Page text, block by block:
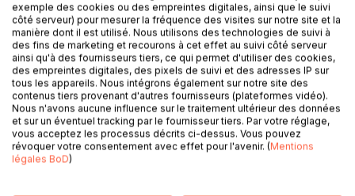
- Il parle de sexe ton bouquin ?
- Ben oui, c’est écrit dessus ! Mais pas que...
- Comment ça ?
- Souvent, dans la littérature dite «érotique», les scènes de
transition ne sont que des prétextes. Là, au contraire, le
sexe est un prétexte pour raconter une autre histoire.
- Mais quelle histoire ?
- Lis-le, tu verras bien. Tiens un extrait pour te mettre en
appétit :
exemple des cookies ou des empreintes digitales, ainsi que le suivi
côté serveur) pour mesurer la fréquence des visites sur notre site et la
manière dont il est utilisé. Nous utilisons des technologies de suivi à
des fins de marketing et recourons à cet effet au suivi côté serveur
ainsi qu'à des fournisseurs tiers, ce qui permet d'utiliser des cookies,
des empreintes digitales, des pixels de suivi et des adresses IP sur
tous les appareils. Nous intégrons également sur notre site des
contenus tiers provenant d'autres fournisseurs (plateformes vidéo).
Nous n'avons aucune influence sur le traitement ultérieur des données
et sur un éventuel tracking par le fournisseur tiers. Par votre réglage,
vous acceptez les processus décrits ci-dessus. Vous pouvez
révoquer votre consentement avec effet pour l'avenir. (Mentions
légales BoD)